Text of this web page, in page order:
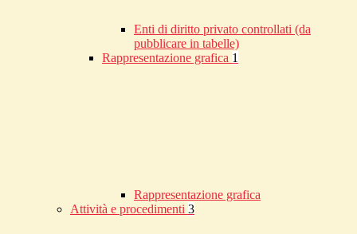
Enti di diritto privato controllati (da
pubblicare in tabelle)
Rappresentazione grafica 1
Rappresentazione grafica
Attività e procedimenti 3